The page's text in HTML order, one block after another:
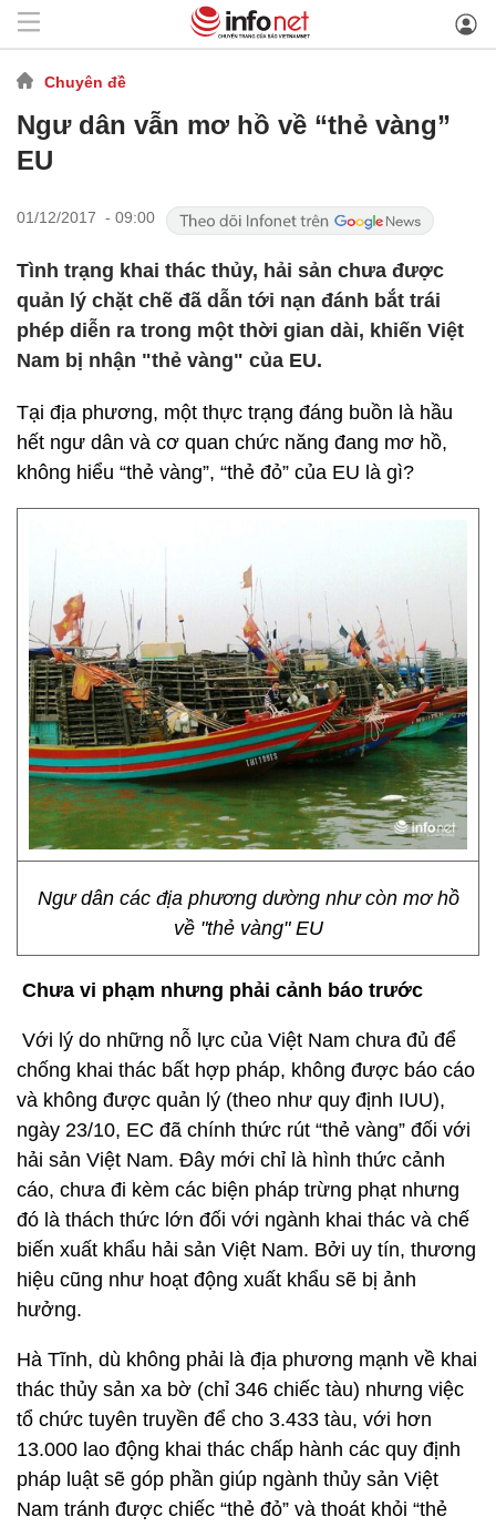
Chuyên đề
Ngư dân vẫn mơ hồ về “thẻ vàng”
EU
01/12/2017 - 09:00
Tình trạng khai thác thủy, hải sản chưa được
quản lý chặt chẽ đã dẫn tới nạn đánh bắt trái
phép diễn ra trong một thời gian dài, khiến Việt
Nam bị nhận "thẻ vàng" của EU.
Tại địa phương, một thực trạng đáng buồn là hầu
hết ngư dân và cơ quan chức năng đang mơ hồ,
không hiểu “thẻ vàng”, “thẻ đỏ” của EU là gì?
Ngư dân các địa phương dường như còn mơ hồ
về "thẻ vàng" EU
Chưa vi phạm nhưng phải cảnh báo trước
Với lý do những nỗ lực của Việt Nam chưa đủ để
chống khai thác bất hợp pháp, không được báo cáo
và không được quản lý (theo như quy định IUU),
ngày 23/10, EC đã chính thức rút “thẻ vàng” đối với
hải sản Việt Nam. Đây mới chỉ là hình thức cảnh
cáo, chưa đi kèm các biện pháp trừng phạt nhưng
đó là thách thức lớn đối với ngành khai thác và chế
biến xuất khẩu hải sản Việt Nam. Bởi uy tín, thương
hiệu cũng như hoạt động xuất khẩu sẽ bị ảnh
hưởng.
Hà Tĩnh, dù không phải là địa phương mạnh về khai
thác thủy sản xa bờ (chỉ 346 chiếc tàu) nhưng việc
tổ chức tuyên truyền để cho 3.433 tàu, với hơn
13.000 lao động khai thác chấp hành các quy định
pháp luật sẽ góp phần giúp ngành thủy sản Việt
Nam tránh được chiếc “thẻ đỏ” và thoát khỏi “thẻ